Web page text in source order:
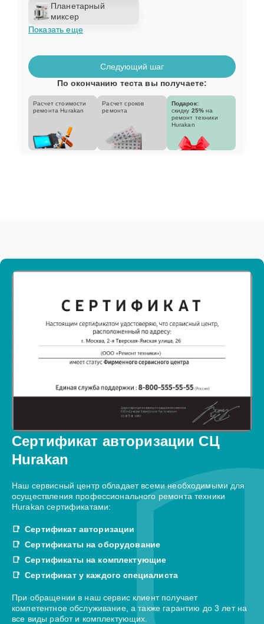
Планетарный
миксер
Показать еще
Следующий шаг
По окончанию теста вы получаете:
Расчет стоимости
ремонта Hurakan
Расчет сроков
ремонта
Подарок:
скидку 25% на
ремонт техники
Hurakan
Сертификат авторизации СЦ
Hurakan
Наш сервисный центр обладает всеми необходимыми для
осуществления профессионального ремонта техники
Hurakan сертификатами:
Сертификат авторизации
Сертификаты на оборудование
Сертификаты на комплектующие
Сертификат у каждого специалиста
При обращении в наш сервис клиент получает
компетентное обслуживание, а также гарантию до 3 лет на
все виды работ и комплектующих.